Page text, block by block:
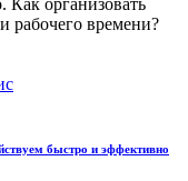
рабочего времени?
быстро и эффективно